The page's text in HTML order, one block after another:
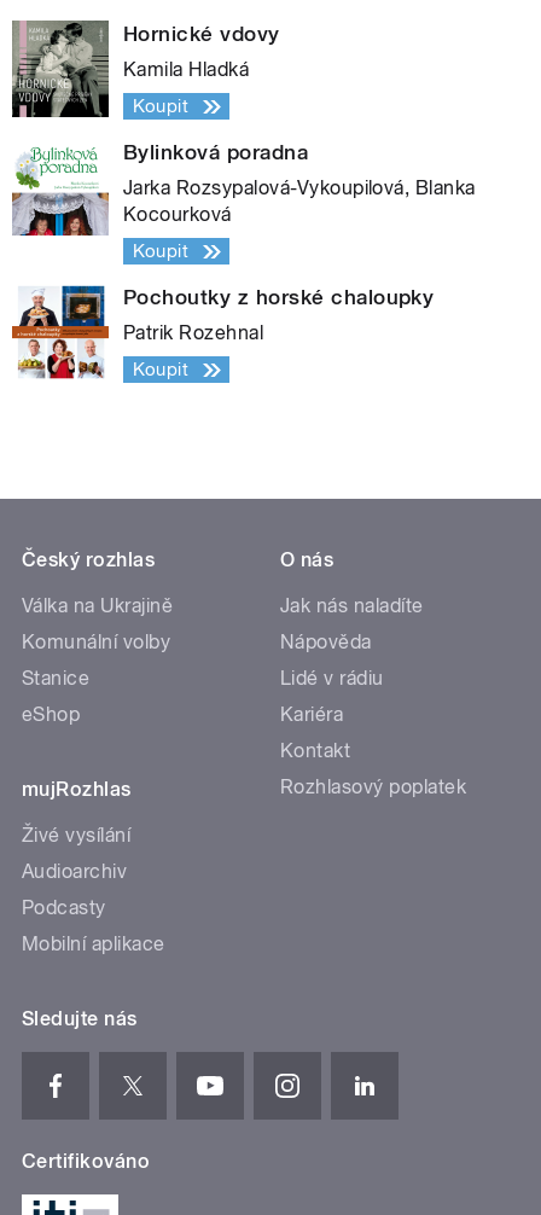
Hornické vdovy
Kamila Hladká
Koupit
Bylinková poradna
Jarka Rozsypalová-Vykoupilová, Blanka
Kocourková
Koupit
Pochoutky z horské chaloupky
Patrik Rozehnal
Koupit
Český rozhlas
Válka na Ukrajině
Komunální volby
Stanice
eShop
mujRozhlas
Živé vysílání
Audioarchiv
Podcasty
Mobilní aplikace
O nás
Jak nás naladíte
Nápověda
Lidé v rádiu
Kariéra
Kontakt
Rozhlasový poplatek
Sledujte nás
Certifikováno